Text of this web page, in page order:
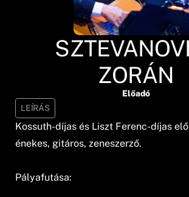
ZORÁN
Előadó
LEÍRÁS
Kossuth-díjas és Liszt Ferenc-díjas
énekes, gitáros, zeneszerző.
Pályafutása: